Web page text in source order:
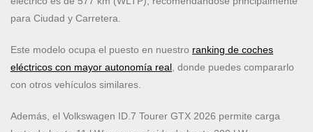
para Ciudad y Carretera.
Este modelo ocupa el puesto en nuestro ranking de coches
eléctricos con mayor autonomía real, donde puedes compararlo
con otros vehículos similares.
Además, el Volkswagen ID.7 Tourer GTX 2026 permite carga